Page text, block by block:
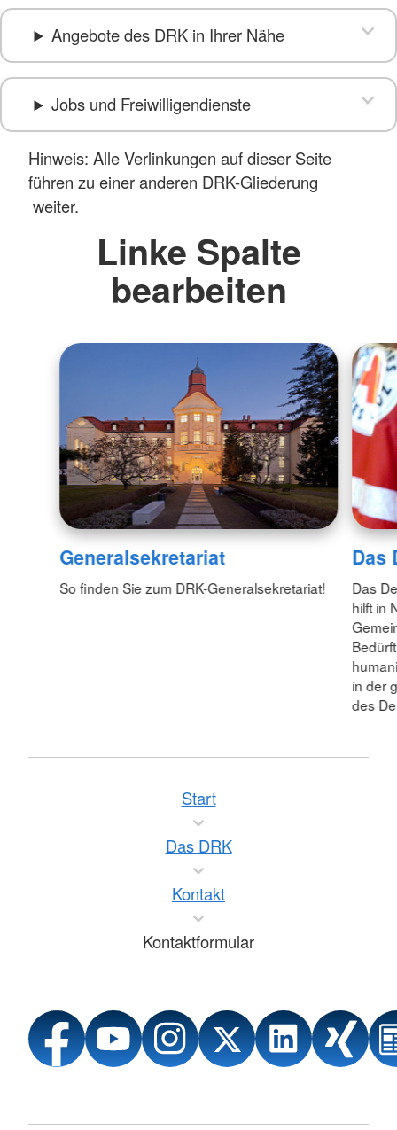
Angebote des DRK in Ihrer Nähe
Jobs und Freiwilligendienste
Hinweis: Alle Verlinkungen auf dieser Seite
führen zu einer anderen DRK-Gliederung
weiter.
Linke Spalte
bearbeiten
Generalsekretariat
So finden Sie zum DRK-Generalsekretariat!
Das
Das
hilft in
in der
des
Start
Das DRK
Kontakt
Kontaktformular